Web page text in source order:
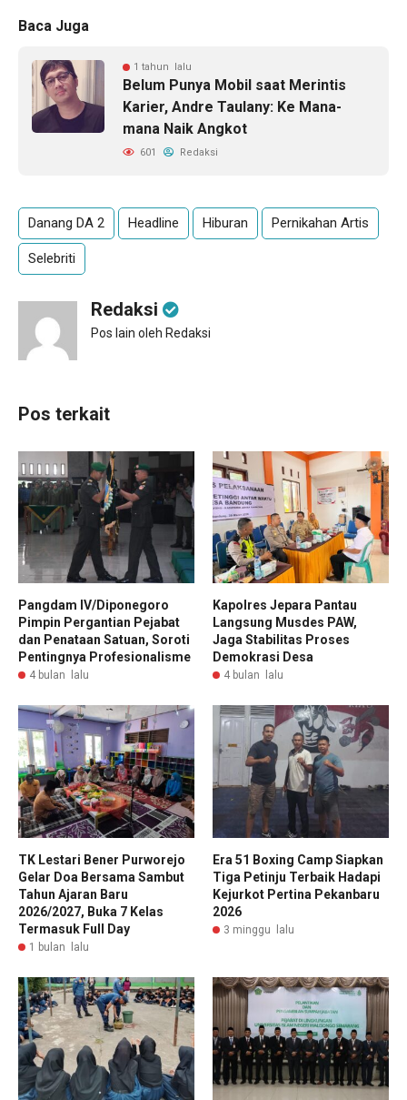
Baca Juga
1 tahun lalu
Belum Punya Mobil saat Merintis
Karier, Andre Taulany: Ke Mana-
mana Naik Angkot
601 Redaksi
Danang DA 2 Headline Hiburan Pernikahan Artis
Selebriti
Redaksi
Pos lain oleh Redaksi
Pos terkait
Pangdam IV/Diponegoro
Pimpin Pergantian Pejabat
dan Penataan Satuan, Soroti
Pentingnya Profesionalisme
4 bulan lalu
Kapolres Jepara Pantau
Langsung Musdes PAW,
Jaga Stabilitas Proses
Demokrasi Desa
4 bulan lalu
TK Lestari Bener Purworejo
Gelar Doa Bersama Sambut
Tahun Ajaran Baru
2026/2027, Buka 7 Kelas
Termasuk Full Day
1 bulan lalu
Era 51 Boxing Camp Siapkan
Tiga Petinju Terbaik Hadapi
Kejurkot Pertina Pekanbaru
2026
3 minggu lalu